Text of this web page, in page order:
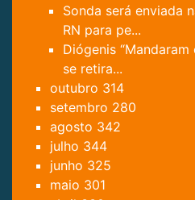
Sonda será enviada
RN para pe...
Diógenis
se retira...
outubro 314
setembro 280
agosto 342
julho 344
junho 325
maio 301